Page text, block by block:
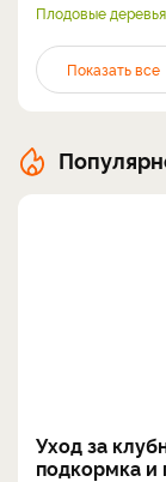
Плодовые деревья
Показать все
Уход за
подкормка и